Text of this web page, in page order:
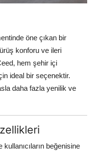
öne çıkan bir
konforu ve ileri
hem şehir içi
ideal bir seçenektir.
daha fazla yenilik ve
beğenisine